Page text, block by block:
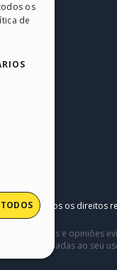
s.r.l. Todos os direitos
comentários e opiniões
ou relacionadas ao seu
os
de